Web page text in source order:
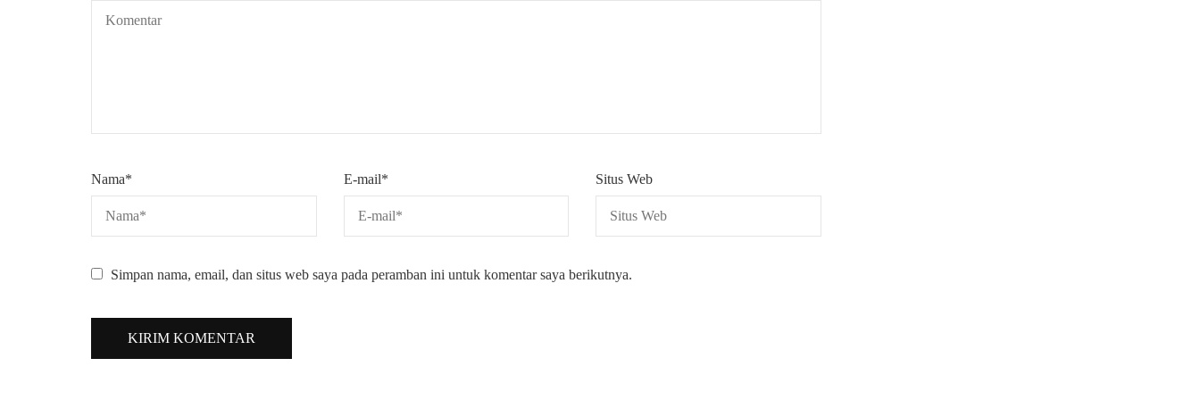
Nama* E-mail* Situs Web
Simpan nama, email, dan situs web saya pada peramban ini untuk komentar saya berikutnya.